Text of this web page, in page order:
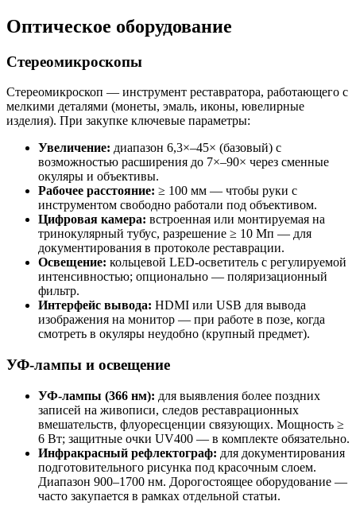
Оптическое оборудование
Стереомикроскопы
Стереомикроскоп — инструмент реставратора, работающего с
мелкими деталями (монеты, эмаль, иконы, ювелирные
изделия). При закупке ключевые параметры:
Увеличение: диапазон 6,3×–45× (базовый) с
возможностью расширения до 7×–90× через сменные
окуляры и объективы.
Рабочее расстояние: ≥ 100 мм — чтобы руки с
инструментом свободно работали под объективом.
Цифровая камера: встроенная или монтируемая на
тринокулярный тубус, разрешение ≥ 10 Мп — для
документирования в протоколе реставрации.
Освещение: кольцевой LED-осветитель с регулируемой
интенсивностью; опционально — поляризационный
фильтр.
Интерфейс вывода: HDMI или USB для вывода
изображения на монитор — при работе в позе, когда
смотреть в окуляры неудобно (крупный предмет).
УФ-лампы и освещение
УФ-лампы (366 нм): для выявления более поздних
записей на живописи, следов реставрационных
вмешательств, флуоресценции связующих. Мощность ≥
6 Вт; защитные очки UV400 — в комплекте обязательно.
Инфракрасный рефлектограф: для документирования
подготовительного рисунка под красочным слоем.
Диапазон 900–1700 нм. Дорогостоящее оборудование —
часто закупается в рамках отдельной статьи.